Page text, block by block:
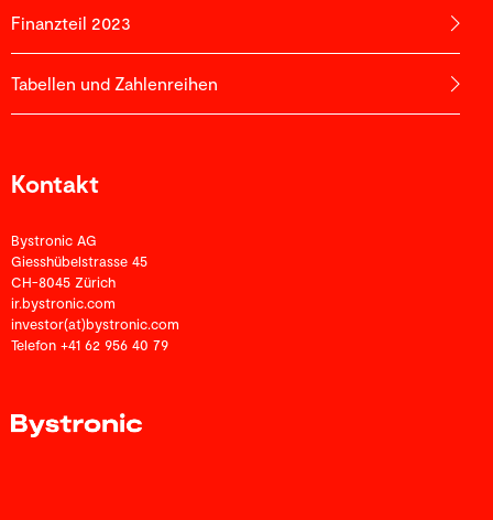
Finanzteil 2023
Tabellen und Zahlenreihen
Kontakt
Bystronic AG
Giesshübelstrasse 45
CH-8045 Zürich
ir.bystronic.com
investor(at)bystronic.com
Telefon +41 62 956 40 79